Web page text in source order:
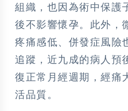
組織，也因為術中保護
後不影響懷孕。此外，
疼痛感低、併發症風險
追蹤，近九成的病人預
復正常月經週期，經痛
活品質。